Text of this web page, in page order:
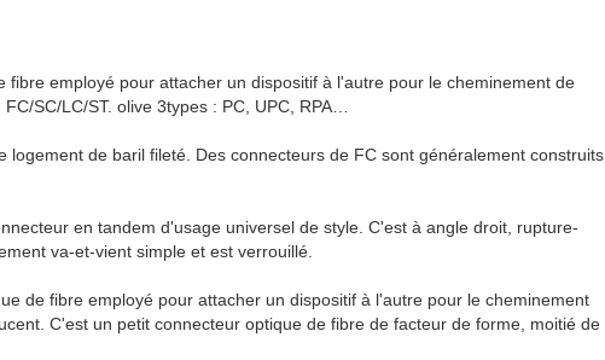
employé pour attacher un dispositif à l'autre pour le cheminement de
SC/LC/ST. olive 3types : PC, UPC, RPA…
logement de baril fileté. Des connecteurs de FC sont généralement construits
en tandem d'usage universel de style. C'est à angle droit, rupture-
va-et-vient simple et est verrouillé.
de fibre employé pour attacher un dispositif à l'autre pour le cheminement
C'est un petit connecteur optique de fibre de facteur de forme, moitié de